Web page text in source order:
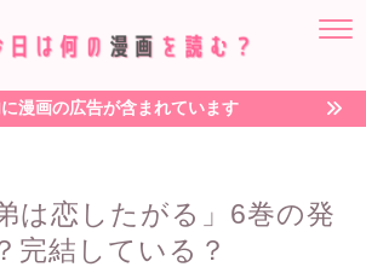
漫画の広告が含まれています
は恋したがる」6巻の発
完結している？